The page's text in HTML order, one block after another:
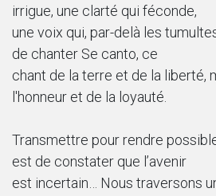
irrigue, une clarté qui féconde,
une voix qui, par-delà les
de chanter Se canto, ce
chant de la terre et de la liberté,
l'honneur et de la loyauté.
Transmettre pour rendre
est de constater que l’avenir
est incertain… Nous traversons